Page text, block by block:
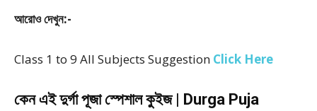
আরোও দেখুন:-
Class 1 to 9 All Subjects Suggestion Click Here
কেন এই দুর্গা পূজা স্পেশাল কুইজ | Durga Puja